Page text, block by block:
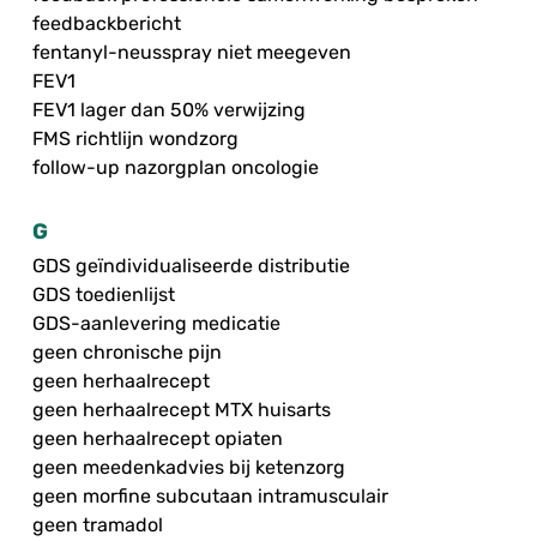
feedbackbericht
fentanyl-neusspray niet meegeven
FEV1
FEV1 lager dan 50% verwijzing
FMS richtlijn wondzorg
follow-up nazorgplan oncologie
G
GDS geïndividualiseerde distributie
GDS toedienlijst
GDS-aanlevering medicatie
geen chronische pijn
geen herhaalrecept
geen herhaalrecept MTX huisarts
geen herhaalrecept opiaten
geen meedenkadvies bij ketenzorg
geen morfine subcutaan intramusculair
geen tramadol